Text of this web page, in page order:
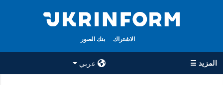
الاشتراك بنك الصور
المزيد ☰
عربي